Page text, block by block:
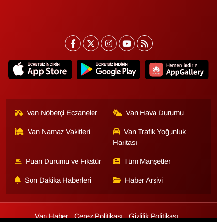
Van Nöbetçi Eczaneler Van Hava Durumu
Van Namaz Vakitleri
Van Trafik Yoğunluk
Haritası
Puan Durumu ve Fikstür Tüm Manşetler
Son Dakika Haberleri Haber Arşivi
Van Haber Çerez Politikası Gizlilik Politikası